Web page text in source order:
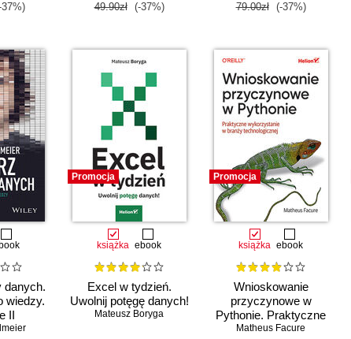
37%) 49.90zł (-37%) 79.00zł (-37%)
danych.
wiedzy.
II
Promocja
książka ebook
Excel w tydzień.
Uwolnij potęgę danych!
Mateusz Boryga
Promocja
książka ebook
Wnioskowanie
przyczynowe w
Pythonie. Praktyczne
wykorzystanie w
Matheus Facure